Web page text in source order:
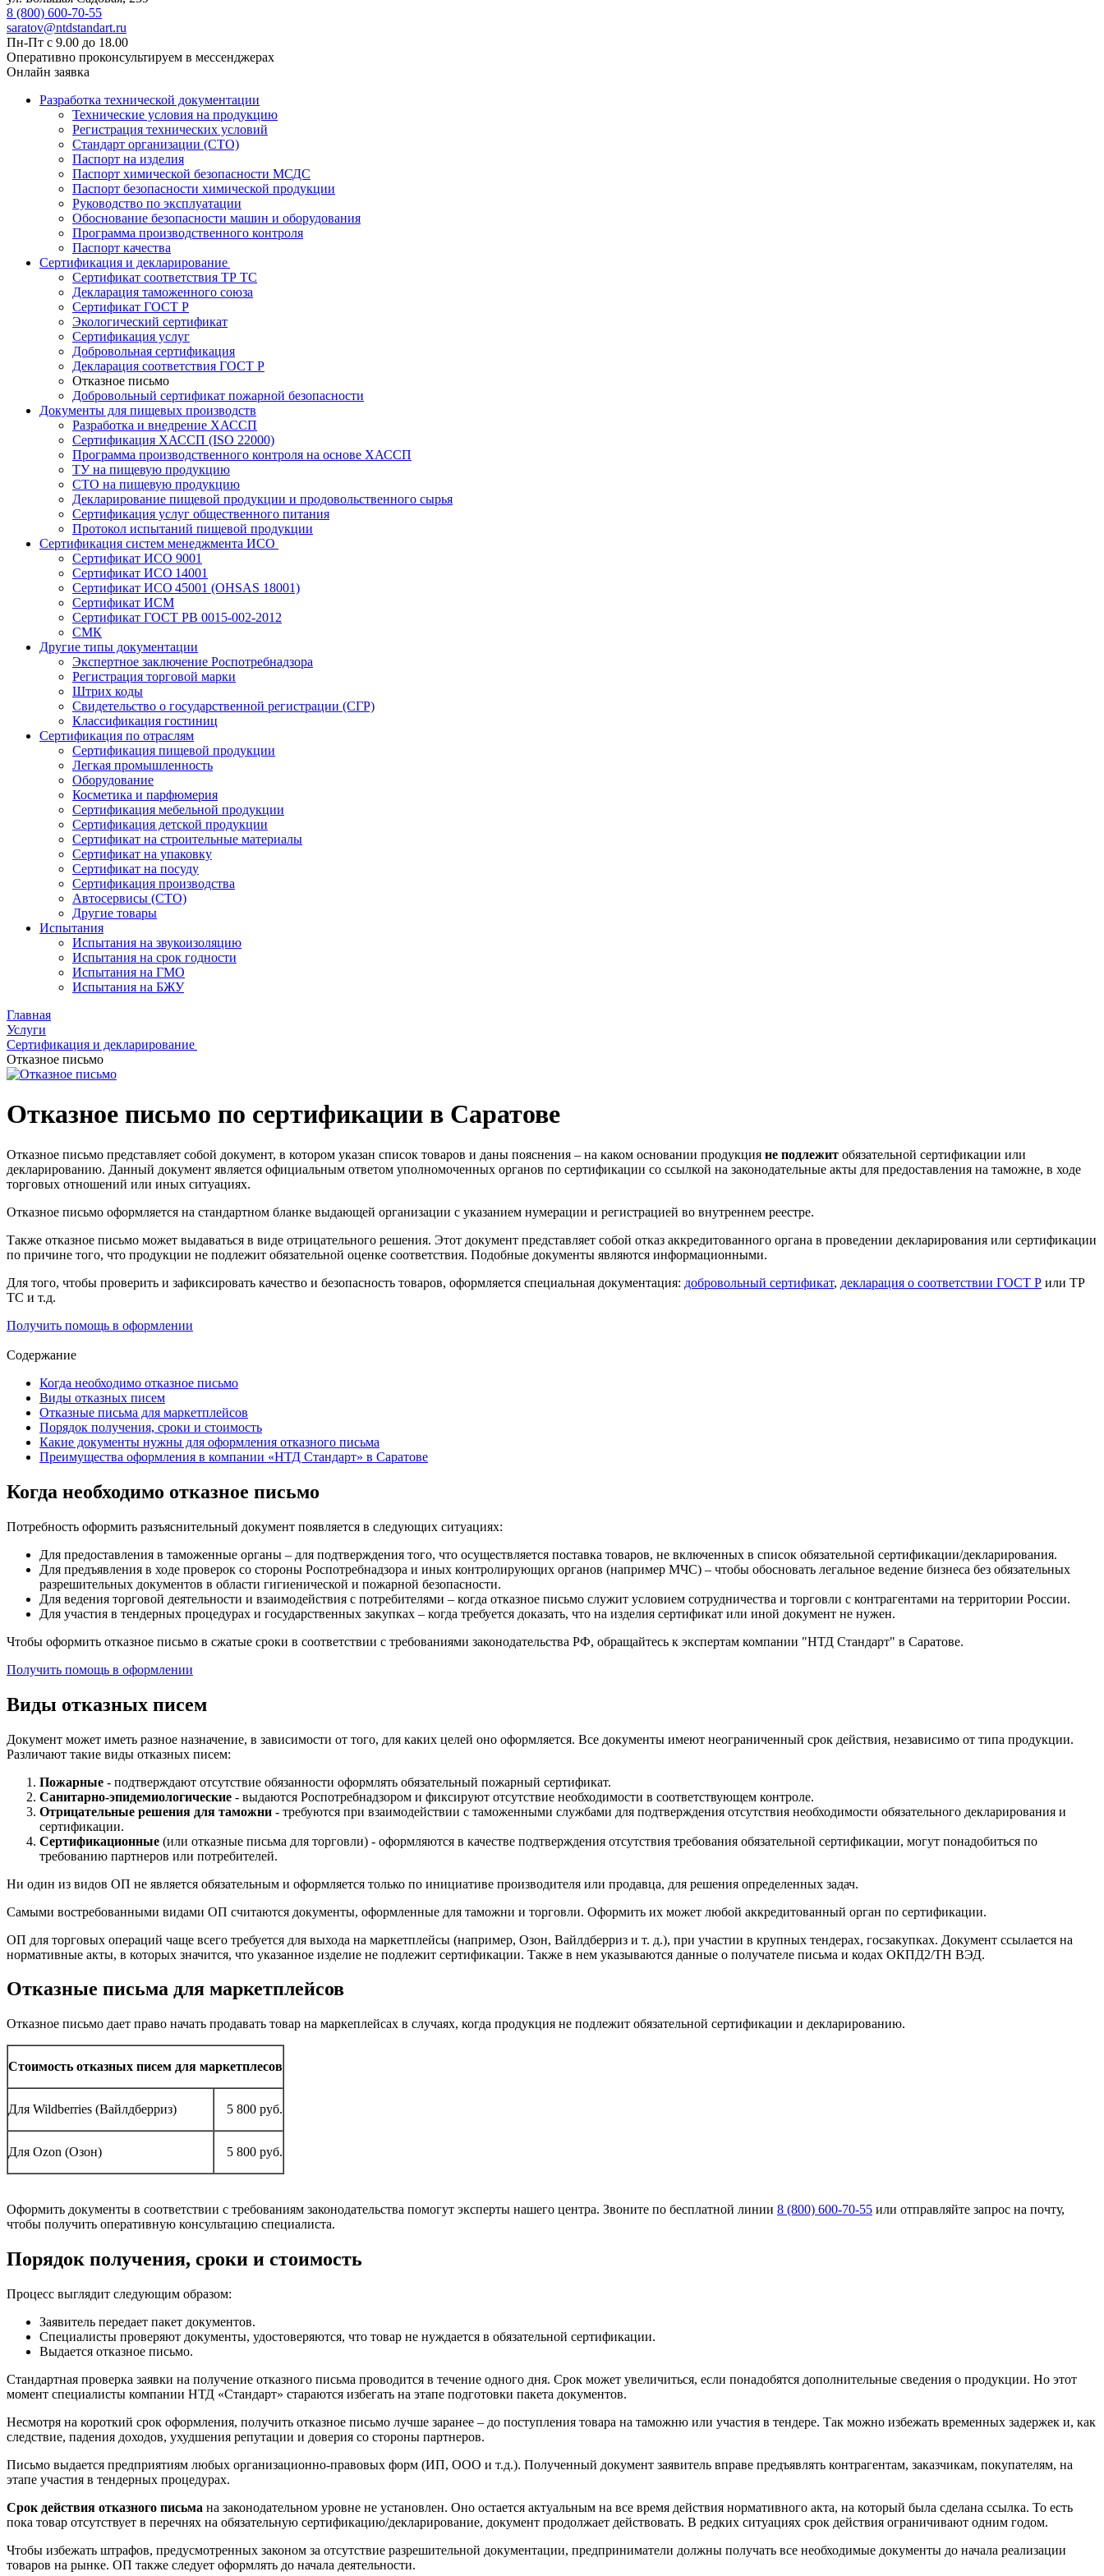
8 (800) 600-70-55
saratov@ntdstandart.ru
Пн-Пт с 9.00 до 18.00
Оперативно проконсультируем в мессенджерах
Онлайн заявка
Разработка технической документации
Технические условия на продукцию
Регистрация технических условий
Стандарт организации (СТО)
Паспорт на изделия
Паспорт химической безопасности МСДС
Паспорт безопасности химической продукции
Руководство по эксплуатации
Обоснование безопасности машин и оборудования
Программа производственного контроля
Паспорт качества
Сертификация и декларирование
Сертификат соответствия ТР ТС
Декларация таможенного союза
Сертификат ГОСТ Р
Экологический сертификат
Сертификация услуг
Добровольная сертификация
Декларация соответствия ГОСТ Р
Отказное письмо
Добровольный сертификат пожарной безопасности
Документы для пищевых производств
Разработка и внедрение ХАССП
Сертификация ХАССП (ISO 22000)
Программа производственного контроля на основе ХАССП
ТУ на пищевую продукцию
СТО на пищевую продукцию
Декларирование пищевой продукции и продовольственного сырья
Сертификация услуг общественного питания
Протокол испытаний пищевой продукции
Сертификация систем менеджмента ИСО
Сертификат ИСО 9001
Сертификат ИСО 14001
Сертификат ИСО 45001 (OHSAS 18001)
Сертификат ИСМ
Сертификат ГОСТ РВ 0015-002-2012
СМК
Другие типы документации
Экспертное заключение Роспотребнадзора
Регистрация торговой марки
Штрих коды
Свидетельство о государственной регистрации (СГР)
Классификация гостиниц
Сертификация по отраслям
Сертификация пищевой продукции
Легкая промышленность
Оборудование
Косметика и парфюмерия
Сертификация мебельной продукции
Сертификация детской продукции
Сертификат на строительные материалы
Сертификат на упаковку
Сертификат на посуду
Сертификация производства
Автосервисы (СТО)
Другие товары
Испытания
Испытания на звукоизоляцию
Испытания на срок годности
Испытания на ГМО
Испытания на БЖУ
Главная
Услуги
Сертификация и декларирование
Отказное письмо
Отказное письмо по сертификации в Саратове
Отказное письмо представляет собой документ, в котором указан список товаров и даны пояснения – на каком основании продукция не подлежит обязательной сертификации или
декларированию. Данный документ является официальным ответом уполномоченных органов по сертификации со ссылкой на законодательные акты для предоставления на таможне, в ходе
торговых отношений или иных ситуациях.
Отказное письмо оформляется на стандартном бланке выдающей организации с указанием нумерации и регистрацией во внутреннем реестре.
Также отказное письмо может выдаваться в виде отрицательного решения. Этот документ представляет собой отказ аккредитованного органа в проведении декларирования или сертификации
по причине того, что продукции не подлежит обязательной оценке соответствия. Подобные документы являются информационными.
Для того, чтобы проверить и зафиксировать качество и безопасность товаров, оформляется специальная документация: добровольный сертификат, декларация о соответствии ГОСТ Р или ТР
ТС и т.д.
Получить помощь в оформлении
Содержание
Когда необходимо отказное письмо
Виды отказных писем
Отказные письма для маркетплейсов
Порядок получения, сроки и стоимость
Какие документы нужны для оформления отказного письма
Преимущества оформления в компании «НТД Стандарт» в Саратове
Когда необходимо отказное письмо
Потребность оформить разъяснительный документ появляется в следующих ситуациях:
Для предоставления в таможенные органы – для подтверждения того, что осуществляется поставка товаров, не включенных в список обязательной сертификации/декларирования.
Для предъявления в ходе проверок со стороны Роспотребнадзора и иных контролирующих органов (например МЧС) – чтобы обосновать легальное ведение бизнеса без обязательных
разрешительных документов в области гигиенической и пожарной безопасности.
Для ведения торговой деятельности и взаимодействия с потребителями – когда отказное письмо служит условием сотрудничества и торговли с контрагентами на территории России.
Для участия в тендерных процедурах и государственных закупках – когда требуется доказать, что на изделия сертификат или иной документ не нужен.
Чтобы оформить отказное письмо в сжатые сроки в соответствии с требованиями законодательства РФ, обращайтесь к экспертам компании "НТД Стандарт" в Саратове.
Получить помощь в оформлении
Виды отказных писем
Документ может иметь разное назначение, в зависимости от того, для каких целей оно оформляется. Все документы имеют неограниченный срок действия, независимо от типа продукции.
Различают такие виды отказных писем:
Пожарные - подтверждают отсутствие обязанности оформлять обязательный пожарный сертификат.
Санитарно-эпидемиологические - выдаются Роспотребнадзором и фиксируют отсутствие необходимости в соответствующем контроле.
Отрицательные решения для таможни - требуются при взаимодействии с таможенными службами для подтверждения отсутствия необходимости обязательного декларирования и
сертификации.
Сертификационные (или отказные письма для торговли) - оформляются в качестве подтверждения отсутствия требования обязательной сертификации, могут понадобиться по
требованию партнеров или потребителей.
Ни один из видов ОП не является обязательным и оформляется только по инициативе производителя или продавца, для решения определенных задач.
Самыми востребованными видами ОП считаются документы, оформленные для таможни и торговли. Оформить их может любой аккредитованный орган по сертификации.
ОП для торговых операций чаще всего требуется для выхода на маркетплейсы (например, Озон, Вайлдберриз и т. д.), при участии в крупных тендерах, госзакупках. Документ ссылается на
нормативные акты, в которых значится, что указанное изделие не подлежит сертификации. Также в нем указываются данные о получателе письма и кодах ОКПД2/ТН ВЭД.
Отказные письма для маркетплейсов
Отказное письмо дает право начать продавать товар на маркеплейсах в случаях, когда продукция не подлежит обязательной сертификации и декларированию.
Стоимость отказных писем для маркетплесов
Для Wildberries (Вайлдберриз) 5 800 руб.
Для Ozon (Озон) 5 800 руб.
Оформить документы в соответствии с требованиям законодательства помогут эксперты нашего центра. Звоните по бесплатной линии 8 (800) 600-70-55 или отправляйте запрос на почту,
чтобы получить оперативную консультацию специалиста.
Порядок получения, сроки и стоимость
Процесс выглядит следующим образом:
Заявитель передает пакет документов.
Специалисты проверяют документы, удостоверяются, что товар не нуждается в обязательной сертификации.
Выдается отказное письмо.
Стандартная проверка заявки на получение отказного письма проводится в течение одного дня. Срок может увеличиться, если понадобятся дополнительные сведения о продукции. Но этот
момент специалисты компании НТД «Стандарт» стараются избегать на этапе подготовки пакета документов.
Несмотря на короткий срок оформления, получить отказное письмо лучше заранее – до поступления товара на таможню или участия в тендере. Так можно избежать временных задержек и, как
следствие, падения доходов, ухудшения репутации и доверия со стороны партнеров.
Письмо выдается предприятиям любых организационно-правовых форм (ИП, ООО и т.д.). Полученный документ заявитель вправе предъявлять контрагентам, заказчикам, покупателям, на
этапе участия в тендерных процедурах.
Срок действия отказного письма на законодательном уровне не установлен. Оно остается актуальным на все время действия нормативного акта, на который была сделана ссылка. То есть
пока товар отсутствует в перечнях на обязательную сертификацию/декларирование, документ продолжает действовать. В редких ситуациях срок действия ограничивают одним годом.
Чтобы избежать штрафов, предусмотренных законом за отсутствие разрешительной документации, предприниматели должны получать все необходимые документы до начала реализации
товаров на рынке. ОП также следует оформлять до начала деятельности.